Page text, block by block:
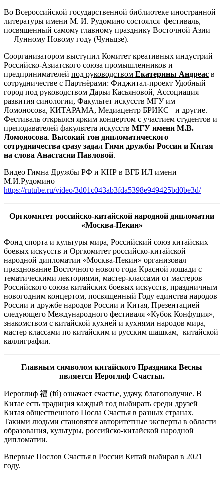
Во Всероссийской государственной библиотеке иностранной
литературы имени М. И. Рудомино состоялся фестиваль,
посвященный самому главному празднику Восточной Азии
— Лунному Новому году (Чуньцзе).
Соорганизатором выступил Комитет креативных индустрий
Российско-Азиатского союза промышленников и
предпринимателей под руководством Екатерины Андреас в
сотрудничестве с Партнёрами: Фиджитал-проект Удобный
город под руководством Дарьи Касьяновой, Ассоциация
развития синологии, Факультет искусств МГУ им
Ломоносова, КИТАРАМА, Медиацентр БРИКС+ и другие.
Фестиваль открылся ярким концертом с участием студентов и
преподавателей факультета искусств МГУ имени М.В.
Ломоносова. Высокий тон дипломатического
сотрудничества сразу задал Гимн дружбы России и Китая
на слова Анастасии Павловой.
Видео Гимна Дружбы РФ и КНР в ВГБ ИЛ имени
М.И.Рудомино
https://rutube.ru/video/3d01c043ab3fda5398e949425bd0be3d/
Оргкомитет российско-китайской народной дипломатии
«Москва-Пекин»
Фонд спорта и культуры мира, Российский союз китайских
боевых искусств и Оргкомитет российско-китайской
народной дипломатии «Москва-Пекин» организовал
празднование Восточного нового года Красной лошади с
тематическими лекториями, мастер-классами от мастеров
Российского союза китайских боевых искусств, праздничным
новогодним концертом, посвященный Году единства народов
России и дружбе народов России и Китая, Презентацией
следующего Международного фестиваля «Кубок Конфуция»,
знакомством с китайской кухней и кухнями народов мира,
мастер классами по китайским и русским шашкам, китайской
каллиграфии.
Главным символом китайского Праздника Весны
является Иероглиф Счастья.
Иероглиф 福 (fú) означает счастье, удачу, благополучие. В
Китае есть традиция каждый год выбирать среди друзей
Китая общественного Посла Счастья в разных странах.
Такими людьми становятся авторитетные эксперты в области
образования, культуры, российско-китайской народной
дипломатии.
Впервые Послов Счастья в России Китай выбирал в 2021
году.